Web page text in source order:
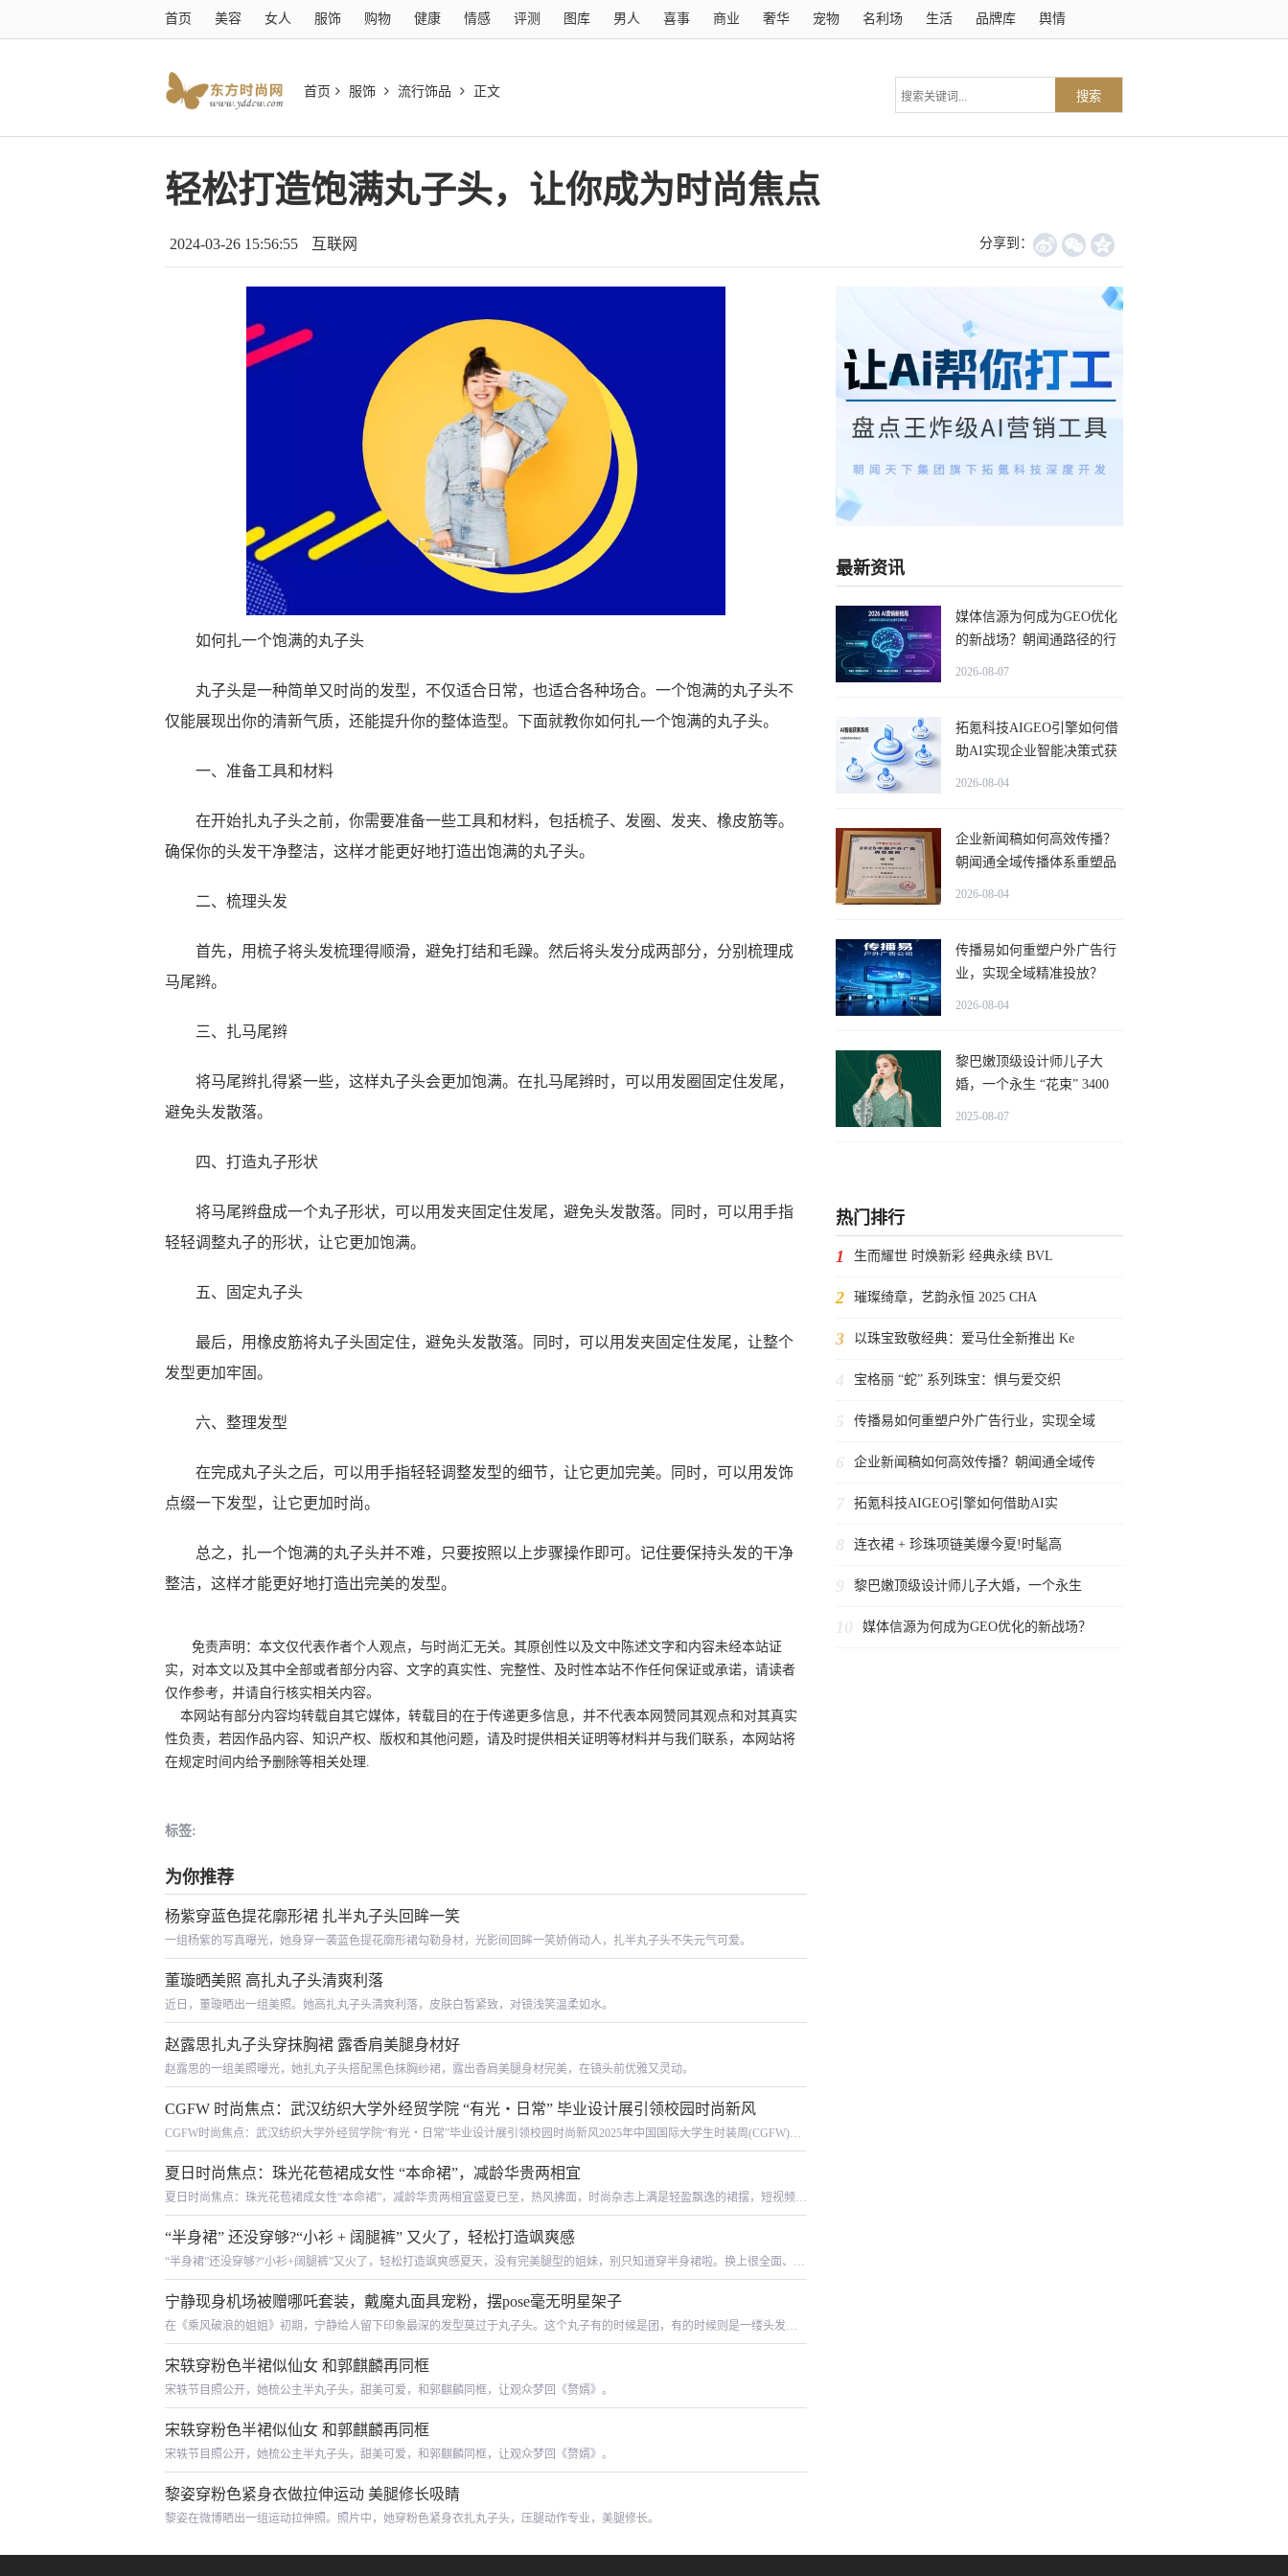
首页 美容 女人 服饰 购物 健康 情感 评测 图库 男人 喜事 商业 奢华 宠物 名利场 生活 品牌库 舆情
首页 服饰 流行饰品 正文 搜索
轻松打造饱满丸子头，让你成为时尚焦点
2024-03-26 15:56:55 互联网 分享到：
如何扎一个饱满的丸子头
丸子头是一种简单又时尚的发型，不仅适合日常，也适合各种场合。一个饱满的丸子头不
仅能展现出你的清新气质，还能提升你的整体造型。下面就教你如何扎一个饱满的丸子头。
一、准备工具和材料
在开始扎丸子头之前，你需要准备一些工具和材料，包括梳子、发圈、发夹、橡皮筋等。
确保你的头发干净整洁，这样才能更好地打造出饱满的丸子头。
二、梳理头发
首先，用梳子将头发梳理得顺滑，避免打结和毛躁。然后将头发分成两部分，分别梳理成
马尾辫。
三、扎马尾辫
将马尾辫扎得紧一些，这样丸子头会更加饱满。在扎马尾辫时，可以用发圈固定住发尾，
避免头发散落。
四、打造丸子形状
将马尾辫盘成一个丸子形状，可以用发夹固定住发尾，避免头发散落。同时，可以用手指
轻轻调整丸子的形状，让它更加饱满。
五、固定丸子头
最后，用橡皮筋将丸子头固定住，避免头发散落。同时，可以用发夹固定住发尾，让整个
发型更加牢固。
六、整理发型
在完成丸子头之后，可以用手指轻轻调整发型的细节，让它更加完美。同时，可以用发饰
点缀一下发型，让它更加时尚。
总之，扎一个饱满的丸子头并不难，只要按照以上步骤操作即可。记住要保持头发的干净
整洁，这样才能更好地打造出完美的发型。
免责声明：本文仅代表作者个人观点，与时尚汇无关。其原创性以及文中陈述文字和内容未经本站证
实，对本文以及其中全部或者部分内容、文字的真实性、完整性、及时性本站不作任何保证或承诺，请读者
仅作参考，并请自行核实相关内容。
本网站有部分内容均转载自其它媒体，转载目的在于传递更多信息，并不代表本网赞同其观点和对其真实
性负责，若因作品内容、知识产权、版权和其他问题，请及时提供相关证明等材料并与我们联系，本网站将
在规定时间内给予删除等相关处理.
标签:
为你推荐
杨紫穿蓝色提花廓形裙 扎半丸子头回眸一笑
一组杨紫的写真曝光，她身穿一袭蓝色提花廓形裙勾勒身材，光影间回眸一笑娇俏动人，扎半丸子头不失元气可爱。
董璇晒美照 高扎丸子头清爽利落
近日，董璇晒出一组美照。她高扎丸子头清爽利落，皮肤白皙紧致，对镜浅笑温柔如水。
赵露思扎丸子头穿抹胸裙 露香肩美腿身材好
赵露思的一组美照曝光，她扎丸子头搭配黑色抹胸纱裙，露出香肩美腿身材完美，在镜头前优雅又灵动。
CGFW 时尚焦点：武汉纺织大学外经贸学院 “有光・日常” 毕业设计展引领校园时尚新风
CGFW时尚焦点：武汉纺织大学外经贸学院“有光・日常”毕业设计展引领校园时尚新风2025年中国国际大学生时装周(CGFW)期
间，武汉纺织大学外经贸学院艺术设计学部服装与服饰设计专业毕业设计作品发布会，
夏日时尚焦点：珠光花苞裙成女性 “本命裙”，减龄华贵两相宜
夏日时尚焦点：珠光花苞裙成女性“本命裙”，减龄华贵两相宜盛夏已至，热风拂面，时尚杂志上满是轻盈飘逸的裙摆，短视频平
台也被各种氛围感穿搭占据。在众多夏日单品中，一条好看的半身裙无疑是仪式感的代名
“半身裙” 还没穿够?“小衫 + 阔腿裤” 又火了，轻松打造飒爽感
“半身裙”还没穿够?“小衫+阔腿裤”又火了，轻松打造飒爽感夏天，没有完美腿型的姐妹，别只知道穿半身裙啦。换上很全面、很
时髦的“小衫+阔腿裤”，你就会发现，原来自己的“大象腿”，也能穿出好清爽、好舒适的
宁静现身机场被赠哪吒套装，戴魔丸面具宠粉，摆pose毫无明星架子
在《乘风破浪的姐姐》初期，宁静给人留下印象最深的发型莫过于丸子头。这个丸子有的时候是团，有的时候则是一缕头发，
但都不影响我们将她和哪吒联想起来。8月6日，
宋轶穿粉色半裙似仙女 和郭麒麟再同框
宋轶节目照公开，她梳公主半丸子头，甜美可爱，和郭麒麟同框，让观众梦回《赘婿》。
宋轶穿粉色半裙似仙女 和郭麒麟再同框
宋轶节目照公开，她梳公主半丸子头，甜美可爱，和郭麒麟同框，让观众梦回《赘婿》。
黎姿穿粉色紧身衣做拉伸运动 美腿修长吸睛
黎姿在微博晒出一组运动拉伸照。照片中，她穿粉色紧身衣扎丸子头，压腿动作专业，美腿修长。
最新资讯
媒体信源为何成为GEO优化
的新战场？朝闻通路径的行
2026-08-07
拓氪科技AIGEO引擎如何借
助AI实现企业智能决策式获
2026-08-04
企业新闻稿如何高效传播？
朝闻通全域传播体系重塑品
2026-08-04
传播易如何重塑户外广告行
业，实现全域精准投放？
2026-08-04
黎巴嫩顶级设计师儿子大
婚，一个永生 “花束” 3400
2025-08-07
热门排行
1
生而耀世 时焕新彩 经典永续 BVL
2 璀璨绮章，艺韵永恒 2025 CHA
3 以珠宝致敬经典：爱马仕全新推出 Ke
宝格丽 “蛇” 系列珠宝：惧与爱交织
传播易如何重塑户外广告行业，实现全域
企业新闻稿如何高效传播？朝闻通全域传
拓氪科技AIGEO引擎如何借助AI实
连衣裙 + 珍珠项链美爆今夏!时髦高
黎巴嫩顶级设计师儿子大婚，一个永生
媒体信源为何成为GEO优化的新战场？